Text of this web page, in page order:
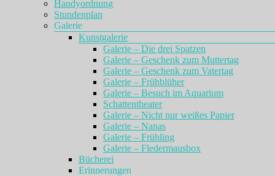
Handyordnung
Stundenplan
Galerie
Kunstgalerie
Galerie – Die drei Spatzen
Galerie – Geschenk zum Muttertag
Galerie – Geschenk zum Vatertag
Galerie – Frühblüher
Galerie – Besuch im Aquarium
Schattentheater
Galerie – Nicht nur weißes Papier
Galerie – Nanas
Galerie – Frühling
Galerie – Fledermausbox
Bücherei
Erinnerungen